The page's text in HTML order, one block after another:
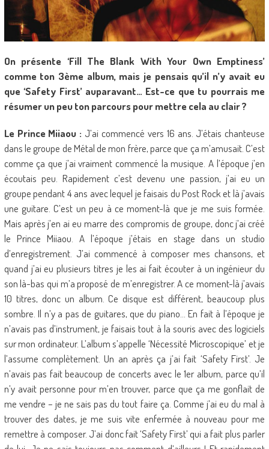
On présente ‘Fill The Blank With Your Own Emptiness’
comme ton 3ème album, mais je pensais qu’il n’y avait eu
que ‘Safety First’ auparavant… Est-ce que tu pourrais me
résumer un peu ton parcours pour mettre cela au clair ?
Le Prince Miiaou : J’ai commencé vers 16 ans. J’étais chanteuse
dans le groupe de Métal de mon frère, parce que ça m’amusait. C’est
comme ça que j’ai vraiment commencé la musique. A l’époque j’en
écoutais peu. Rapidement c’est devenu une passion, j’ai eu un
groupe pendant 4 ans avec lequel je faisais du Post Rock et là j’avais
une guitare. C’est un peu à ce moment-là que je me suis formée.
Mais après j’en ai eu marre des compromis de groupe, donc j’ai créé
le Prince Miiaou. A l’époque j’étais en stage dans un studio
d’enregistrement. J’ai commencé à composer mes chansons, et
quand j’ai eu plusieurs titres je les ai fait écouter à un ingénieur du
son là-bas qui m’a proposé de m’enregistrer. A ce moment-là j’avais
10 titres, donc un album. Ce disque est différent, beaucoup plus
sombre. Il n’y a pas de guitares, que du piano… En fait à l’époque je
n’avais pas d’instrument, je faisais tout à la souris avec des logiciels
sur mon ordinateur. L’album s’appelle ‘Nécessité Microscopique’ et je
l’assume complètement. Un an après ça j’ai fait ‘Safety First’. Je
n’avais pas fait beaucoup de concerts avec le 1er album, parce qu’il
n’y avait personne pour m’en trouver, parce que ça me gonflait de
me vendre – je ne sais pas du tout faire ça. Comme j’ai eu du mal à
trouver des dates, je me suis vite enfermée à nouveau pour me
remettre à composer. J’ai donc fait ‘Safety First’ qui a fait plus parler